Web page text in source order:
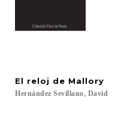
El reloj de Mallory
Hernández Sevillano, David